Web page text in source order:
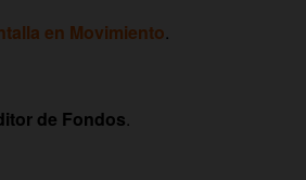
en Movimiento.
de Fondos.